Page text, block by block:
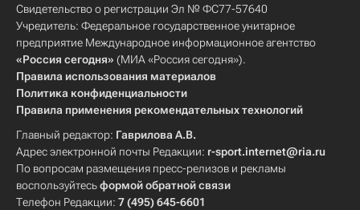
Свидетельство о регистрации Эл № ФС77-57640
Учредитель: Федеральное государственное унитарное
предприятие Международное информационное агентство
«Россия сегодня» (МИА «Россия сегодня»).
Правила использования материалов
Политика конфиденциальности
Правила применения рекомендательных технологий
Главный редактор: Гаврилова А.В.
Адрес электронной почты Редакции: r-sport.internet@ria.ru
По вопросам размещения пресс-релизов и рекламы
воспользуйтесьформой обратной связи
Телефон Редакции: 7 (495) 645-6601